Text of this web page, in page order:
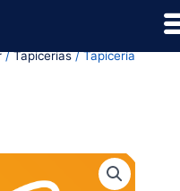
/Tapicerias/ Tapicería